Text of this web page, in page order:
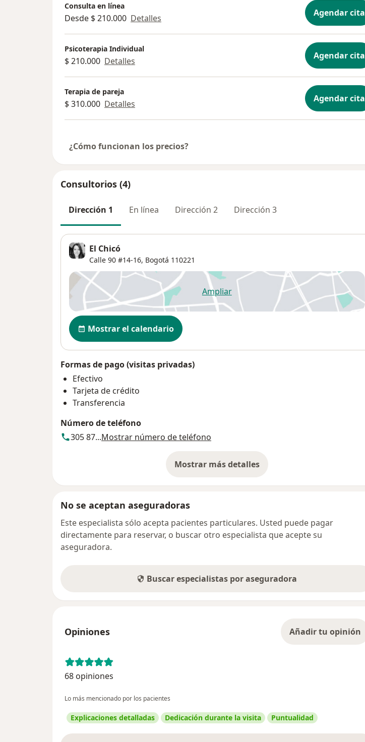
Consulta en línea
Desde $ 210.000 Detalles Agendar cita
Psicoterapia Individual
$ 210.000 Detalles Agendar cita
Terapia de pareja
$ 310.000 Detalles Agendar cita
¿Cómo funcionan los precios?
Consultorios (4)
Dirección 1 En línea Dirección 2 Dirección 3
El Chicó
Calle 90 #14-16, Bogotá 110221
Ampliarse abre en una nueva pestaña
Disponibilidad
Mostrar el calendario
Formas de pago (visitas privadas)
Efectivo
Tarjeta de crédito
Transferencia
Número de teléfono
305 87...Mostrar número de teléfono
Mostrar más detalles
sobre la dirección
No se aceptan aseguradoras
Este especialista sólo acepta pacientes particulares. Usted puede pagar
directamente para reservar, o buscar otro especialista que acepte su
aseguradora.
Buscar especialistas por aseguradora
Opiniones Añadir tu opinión
68 opiniones
Lo más mencionado por los pacientes
Explicaciones detalladas Dedicación durante la visita Puntualidad